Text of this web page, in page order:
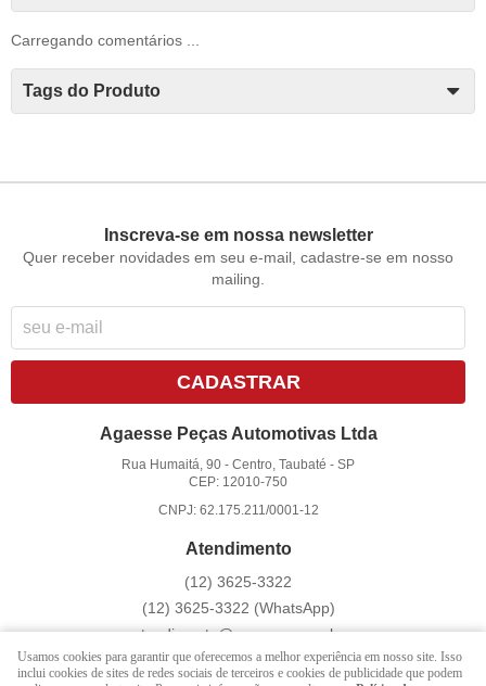
Carregando comentários ...
Tags do Produto
Inscreva-se em nossa newsletter
Quer receber novidades em seu e-mail, cadastre-se em nosso
mailing.
CADASTRAR
Agaesse Peças Automotivas Ltda
Rua Humaitá, 90 -Centro, Taubaté -SP
CEP: 12010-750
CNPJ: 62.175.211/0001-12
Atendimento
(12) 3625-3322
(12) 3625-3322 (WhatsApp)
atendimento@agaesse.com.br
Usamos cookies para garantir que oferecemos a melhor experiência em nosso site. Isso
inclui cookies de sites de redes sociais de terceiros e cookies de publicidade que podem